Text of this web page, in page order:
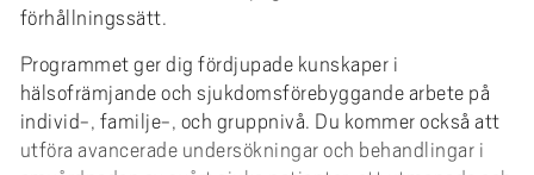
förhållningssätt.
Programmet ger dig fördjupade kunskaper i
hälsofrämjande och sjukdomsförebyggande arbete på
individ-, familje-, och gruppnivå. Du kommer också att
utföra avancerade undersökningar och behandlingar i